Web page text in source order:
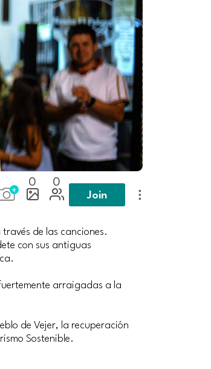
0 0
Join
de las canciones.
con sus antiguas
arraigadas a la
de Vejer, la recuperación
Sostenible.